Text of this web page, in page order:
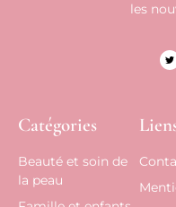
les
Catégories
Beauté et soin de
la peau